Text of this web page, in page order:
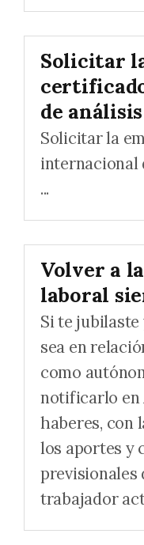
Solicitar
de
Solicitar la
internacional
...
Volver a
laboral
Si te jubilaste
sea en
como
notificarlo en
haberes, con
los aportes y
previsionales
trabajador